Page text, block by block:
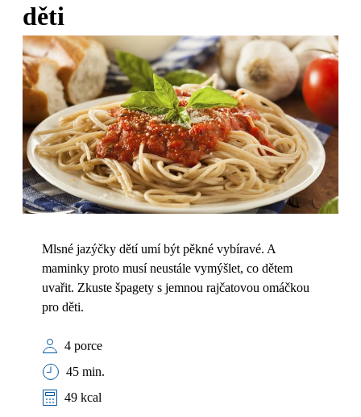
děti
Mlsné jazýčky dětí umí být pěkné vybíravé. A
maminky proto musí neustále vymýšlet, co dětem
uvařit. Zkuste špagety s jemnou rajčatovou omáčkou
pro děti.
4 porce
45 min.
49 kcal